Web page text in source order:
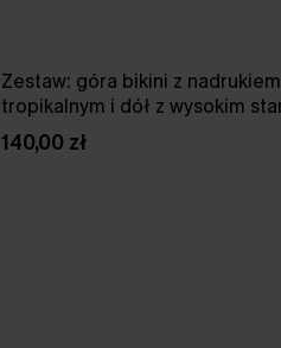
Zestaw: góra bikini z nadrukiem
tropikalnym i dół z wysokim
140,00 zł